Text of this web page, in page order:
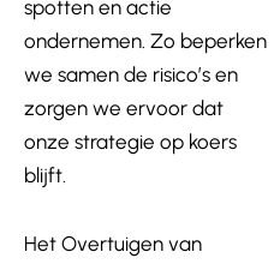
spotten en actie
ondernemen. Zo beperken
we samen de risico’s en
zorgen we ervoor dat
onze strategie op koers
blijft.
Het Overtuigen van